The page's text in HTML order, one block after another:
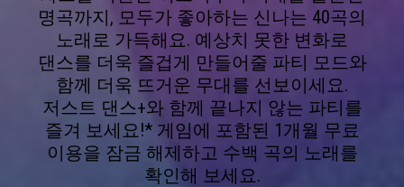
명곡까지, 모두가 좋아하는 신나는 40곡의
노래로 가득해요. 예상치 못한 변화로
댄스를 더욱 즐겁게 만들어줄 파티 모드와
함께 더욱 뜨거운 무대를 선보이세요.
저스트 댄스+와 함께 끝나지 않는 파티를
즐겨 보세요!* 게임에 포함된 1개월 무료
이용을 잠금 해제하고 수백 곡의 노래를
확인해 보세요.